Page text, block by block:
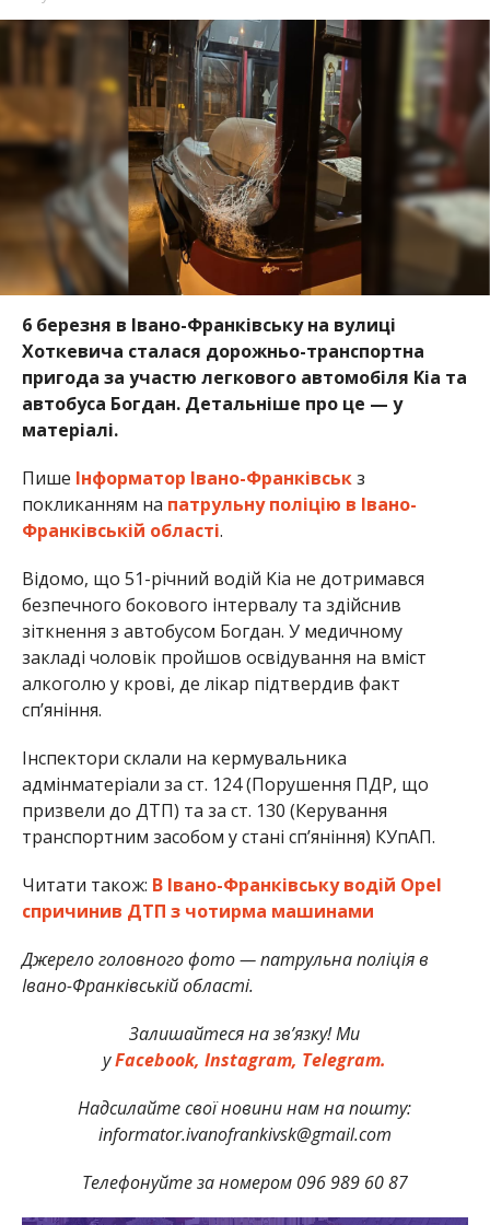
6 березня в Івано-Франківську на вулиці
Хоткевича сталася дорожньо-транспортна
пригода за участю легкового автомобіля Kia та
автобуса Богдан. Детальніше про це — у
матеріалі.
Пише Інформатор Івано-Франківськз
покликанням на патрульну поліцію в Івано-
Франківській області.
Відомо, що 51-річний водій Kia не дотримався
безпечного бокового інтервалу та здійснив
зіткнення з автобусом Богдан. У медичному
закладі чоловік пройшов освідування на вміст
алкоголю у крові, де лікар підтвердив факт
спʼяніння.
Інспектори склали на кермувальника
адмінматеріали за ст. 124 (Порушення ПДР, що
призвели до ДТП) та за ст. 130 (Керування
транспортним засобом у стані спʼяніння) КУпАП.
Читати також: В Івано-Франківську водій Opel
спричинив ДТП з чотирма машинами
Джерело головного фото — патрульна поліція в
Івано-Франківській області.
Залишайтеся на зв’язку! Ми
уFacebook, Instagram, Telegram.
Надсилайте свої новини нам на пошту:
informator.ivanofrankivsk@gmail.com
Телефонуйте за номером 096 989 60 87